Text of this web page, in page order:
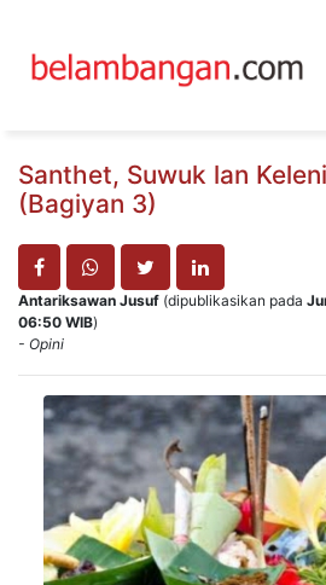
Santhet, Suwuk lan
(Bagiyan 3)
Antariksawan Jusuf (dipublikasikan pada
06:50 WIB)
- Opini